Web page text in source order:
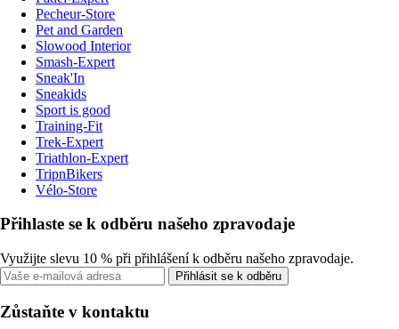
Pecheur-Store
Pet and Garden
Slowood Interior
Smash-Expert
Sneak'In
Sneakids
Sport is good
Training-Fit
Trek-Expert
Triathlon-Expert
TripnBikers
Vélo-Store
Přihlaste se k odběru našeho zpravodaje
Využijte slevu 10 % při přihlášení k odběru našeho zpravodaje.
Přihlásit se k odběru
Zůstaňte v kontaktu